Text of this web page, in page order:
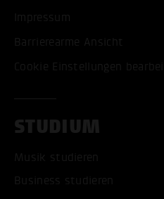
Impressum
Barrierearme Ansicht
Cookie Einstellungen
STUDIUM
Musik studieren
Business studieren